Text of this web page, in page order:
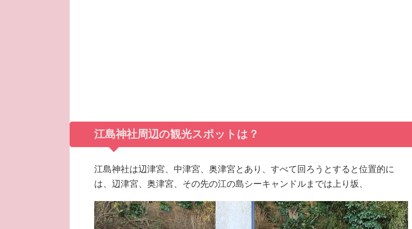
江島神社周辺の観光スポットは？
江島神社は辺津宮、中津宮、奥津宮とあり、すべて回ろうとすると位置的に
は、辺津宮、奥津宮、その先の江の島シーキャンドルまでは上り坂、